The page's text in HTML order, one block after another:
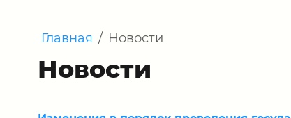
Главная / Новости
Новости